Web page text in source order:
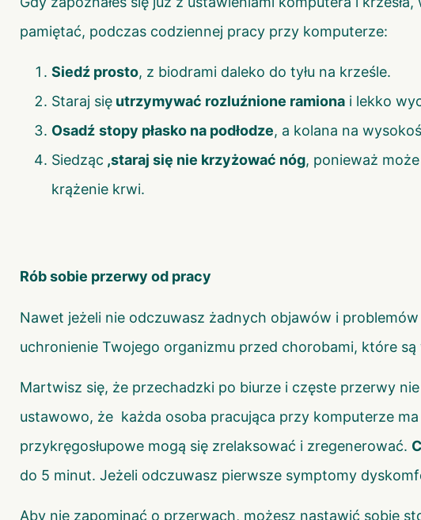
pamiętać, podczas codziennej pracy przy komputerze:
Siedź prosto, z biodrami daleko do tyłu na krześle.
Staraj się utrzymywać rozluźnione ramiona i lekko
Osadź stopy płasko na podłodze, a kolana na
Siedząc ,staraj się nie krzyżować nóg, ponieważ
krążenie krwi.
Rób sobie przerwy od pracy
Nawet jeżeli nie odczuwasz żadnych objawów i problemów
uchronienie Twojego organizmu przed chorobami, które
Martwisz się, że przechadzki po biurze i częste przerwy
ustawowo, że każda osoba pracująca przy komputerze
przykręgosłupowe mogą się zrelaksować i zregenerować.
do 5 minut. Jeżeli odczuwasz pierwsze symptomy
Aby nie zapominać o przerwach, możesz nastawić sobie